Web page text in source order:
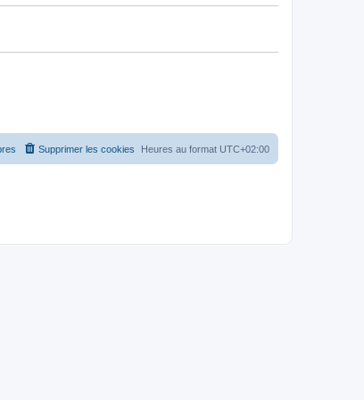
Heures au format UTC+02:00
Supprimer les cookies